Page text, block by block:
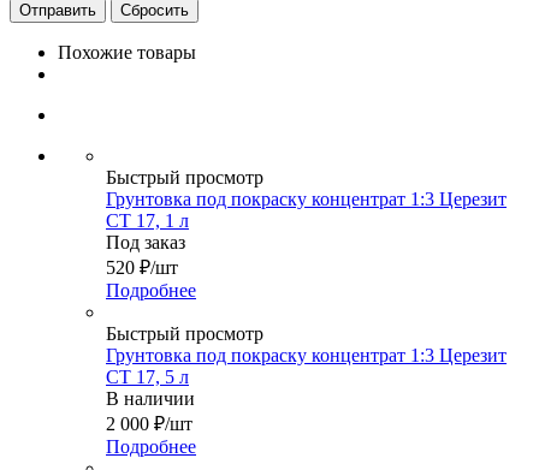
Сбросить
Похожие товары
Быстрый просмотр
Грунтовка под покраску концентрат 1:3 Церезит
CT 17, 1 л
Под заказ
520 ₽/шт
Подробнее
Быстрый просмотр
Грунтовка под покраску концентрат 1:3 Церезит
CT 17, 5 л
В наличии
2 000 ₽/шт
Подробнее